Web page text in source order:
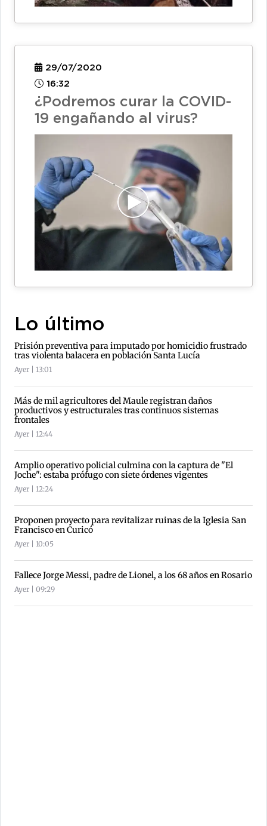
29/07/2020
16:32
¿Podremos curar la COVID-
19 engañando al virus?
Lo último
Prisión preventiva para imputado por homicidio frustrado
tras violenta balacera en población Santa Lucía
Ayer | 13:01
Más de mil agricultores del Maule registran daños
productivos y estructurales tras continuos sistemas
frontales
Ayer | 12:44
Amplio operativo policial culmina con la captura de "El
Joche": estaba prófugo con siete órdenes vigentes
Ayer | 12:24
Proponen proyecto para revitalizar ruinas de la Iglesia San
Francisco en Curicó
Ayer | 10:05
Fallece Jorge Messi, padre de Lionel, a los 68 años en Rosario
Ayer | 09:29